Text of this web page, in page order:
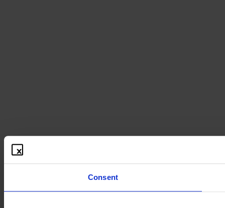
Consent